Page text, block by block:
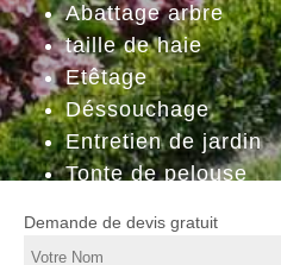
Abattage arbre
taille de haie
Etêtage
Déssouchage
Entretien de jardin
Tonte de pelouse
Demande de devis gratuit